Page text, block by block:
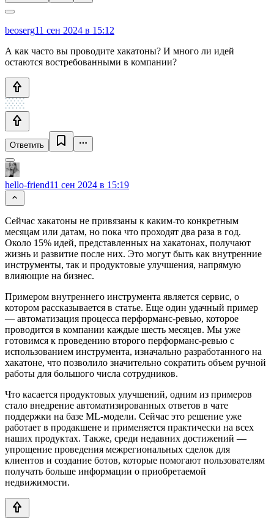
beoserg11 сен 2024 в 15:12
А как часто вы проводите хакатоны? И много ли идей
остаются востребованными в компании?
Ответить
hello-friend11 сен 2024 в 15:19
Сейчас хакатоны не привязаны к каким-то конкретным
месяцам или датам, но пока что проходят два раза в год.
Около 15% идей, представленных на хакатонах, получают
жизнь и развитие после них. Это могут быть как внутренние
инструменты, так и продуктовые улучшения, напрямую
влияющие на бизнес.
Примером внутреннего инструмента является сервис, о
котором рассказывается в статье. Еще один удачный пример
— автоматизация процесса перформанс-ревью, которое
проводится в компании каждые шесть месяцев. Мы уже
готовимся к проведению второго перформанс-ревью с
использованием инструмента, изначально разработанного на
хакатоне, что позволило значительно сократить объем ручной
работы для большого числа сотрудников.
Что касается продуктовых улучшений, одним из примеров
стало внедрение автоматизированных ответов в чате
поддержки на базе ML-модели. Сейчас это решение уже
работает в продакшене и применяется практически на всех
наших продуктах. Также, среди недавних достижений —
упрощение проведения межрегиональных сделок для
клиентов и создание ботов, которые помогают пользователям
получать больше информации о приобретаемой
недвижимости.